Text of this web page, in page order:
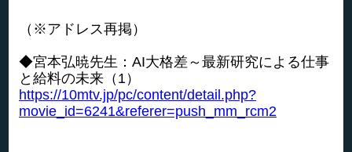
（※アドレス再掲）
◆宮本弘暁先生：AI大格差～最新研究による仕事
と給料の未来（1）
https://10mtv.jp/pc/content/detail.php?
movie_id=6241&referer=push_mm_rcm2